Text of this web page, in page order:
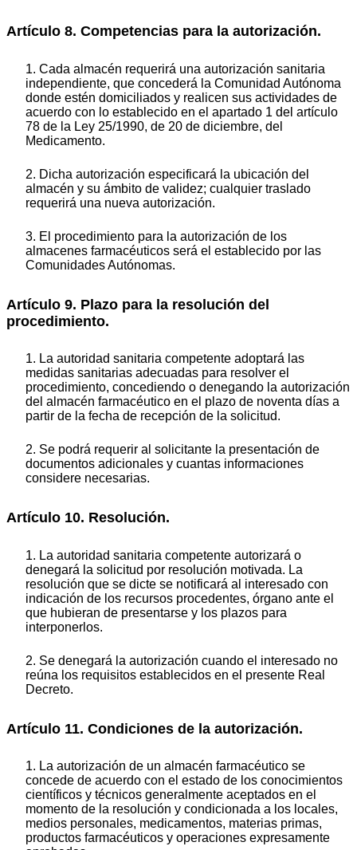
Artículo 8. Competencias para la autorización.
1. Cada almacén requerirá una autorización sanitaria
independiente, que concederá la Comunidad Autónoma
donde estén domiciliados y realicen sus actividades de
acuerdo con lo establecido en el apartado 1 del artículo
78 de la Ley 25/1990, de 20 de diciembre, del
Medicamento.
2. Dicha autorización especificará la ubicación del
almacén y su ámbito de validez; cualquier traslado
requerirá una nueva autorización.
3. El procedimiento para la autorización de los
almacenes farmacéuticos será el establecido por las
Comunidades Autónomas.
Artículo 9. Plazo para la resolución del
procedimiento.
1. La autoridad sanitaria competente adoptará las
medidas sanitarias adecuadas para resolver el
procedimiento, concediendo o denegando la autorización
del almacén farmacéutico en el plazo de noventa días a
partir de la fecha de recepción de la solicitud.
2. Se podrá requerir al solicitante la presentación de
documentos adicionales y cuantas informaciones
considere necesarias.
Artículo 10. Resolución.
1. La autoridad sanitaria competente autorizará o
denegará la solicitud por resolución motivada. La
resolución que se dicte se notificará al interesado con
indicación de los recursos procedentes, órgano ante el
que hubieran de presentarse y los plazos para
interponerlos.
2. Se denegará la autorización cuando el interesado no
reúna los requisitos establecidos en el presente Real
Decreto.
Artículo 11. Condiciones de la autorización.
1. La autorización de un almacén farmacéutico se
concede de acuerdo con el estado de los conocimientos
científicos y técnicos generalmente aceptados en el
momento de la resolución y condicionada a los locales,
medios personales, medicamentos, materias primas,
productos farmacéuticos y operaciones expresamente